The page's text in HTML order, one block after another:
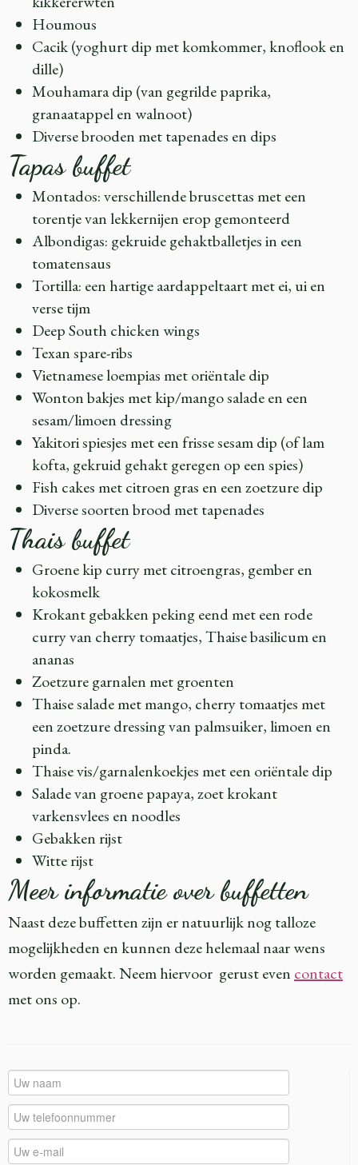
Houmous
Cacik (yoghurt dip met komkommer, knoflook en
dille)
Mouhamara dip (van gegrilde paprika,
granaatappel en walnoot)
Diverse brooden met tapenades en dips
Tapas buffet
Montados: verschillende bruscettas met een
torentje van lekkernijen erop gemonteerd
Albondigas: gekruide gehaktballetjes in een
tomatensaus
Tortilla: een hartige aardappeltaart met ei, ui en
verse tijm
Deep South chicken wings
Texan spare-ribs
Vietnamese loempias met oriëntale dip
Wonton bakjes met kip/mango salade en een
sesam/limoen dressing
Yakitori spiesjes met een frisse sesam dip (of lam
kofta, gekruid gehakt geregen op een spies)
Fish cakes met citroen gras en een zoetzure dip
Diverse soorten brood met tapenades
Thais buffet
Groene kip curry met citroengras, gember en
kokosmelk
Krokant gebakken peking eend met een rode
curry van cherry tomaatjes, Thaise basilicum en
ananas
Zoetzure garnalen met groenten
Thaise salade met mango, cherry tomaatjes met
een zoetzure dressing van palmsuiker, limoen en
pinda.
Thaise vis/garnalenkoekjes met een oriëntale dip
Salade van groene papaya, zoet krokant
varkensvlees en noodles
Gebakken rijst
Witte rijst
Meer informatie over buffetten
Naast deze buffetten zijn er natuurlijk nog talloze
mogelijkheden en kunnen deze helemaal naar wens
worden gemaakt. Neem hiervoor gerust even contact
met ons op.